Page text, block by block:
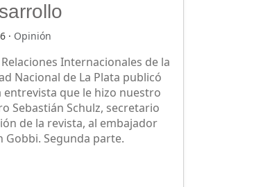
· Opinión
Internacionales de la
Nacional de La Plata publicó
entrevista que le hizo nuestro
Sebastián Schulz, secretario
de la revista, al embajador
Gobbi. Segunda parte.